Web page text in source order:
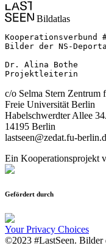
Bildatlas
Kooperationsverbund
Bilder der NS-
Dr. Alina Bothe
Projektleiterin
c/o Selma Stern Zentrum
Freie Universität Berlin
Habelschwerdter Allee
14195 Berlin
lastseen@zedat.fu-
Ein Kooperationsprojekt
Gefördert durch
Your Privacy Choices
©2023 #LastSeen. Bilder